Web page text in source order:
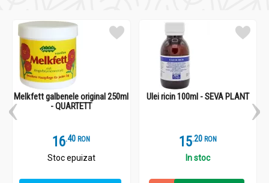
Melkfett galbenele original 250ml
- QUARTETT
16.4 RON
Stoc epuizat
Ulei ricin 100ml - SEVA PLANT
15.2 RON
In stoc